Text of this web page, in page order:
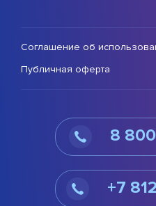
Соглашение об
Публичная оферта
8
+7